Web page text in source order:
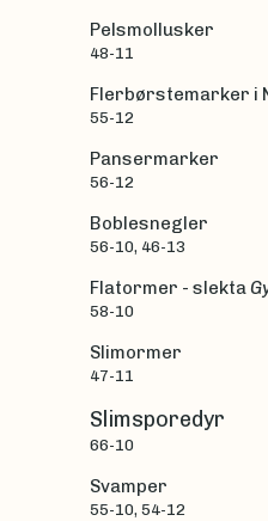
Pelsmollusker
48-11
Flerbørstemarker i
55-12
Pansermarker
56-12
Boblesnegler
56-10, 46-13
Flatormer - slekta
58-10
Slimormer
47-11
Slimsporedyr
66-10
Svamper
55-10, 54-12